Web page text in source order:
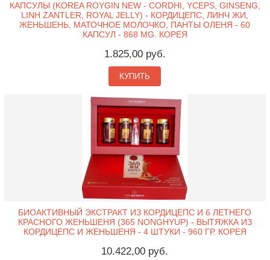
КАПСУЛЫ (KOREA ROYGIN NEW - CORDHI, YCEPS, GINSENG,
LINH ZANTLER, ROYAL JELLY) - КОРДИЦЕПС, ЛИНЧ ЖИ,
ЖЕНЬШЕНЬ, МАТОЧНОЕ МОЛОЧКО, ПАНТЫ ОЛЕНЯ - 60
КАПСУЛ - 868 MG. КОРЕЯ
1.825,00 руб.
КУПИТЬ
БИОАКТИВНЫЙ ЭКСТРАКТ ИЗ КОРДИЦЕПС И 6 ЛЕТНЕГО
КРАСНОГО ЖЕНЬШЕНЯ (365 NONGHYUP) - ВЫТЯЖКА ИЗ
КОРДИЦЕПС И ЖЕНЬШЕНЯ - 4 ШТУКИ - 960 ГР. КОРЕЯ
10.422,00 руб.